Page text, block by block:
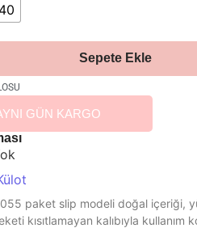
40
Sepete Ekle
GÜN KARGO
paket slip modeli doğal içeriği,
kısıtlamayan kalıbıyla kullanım